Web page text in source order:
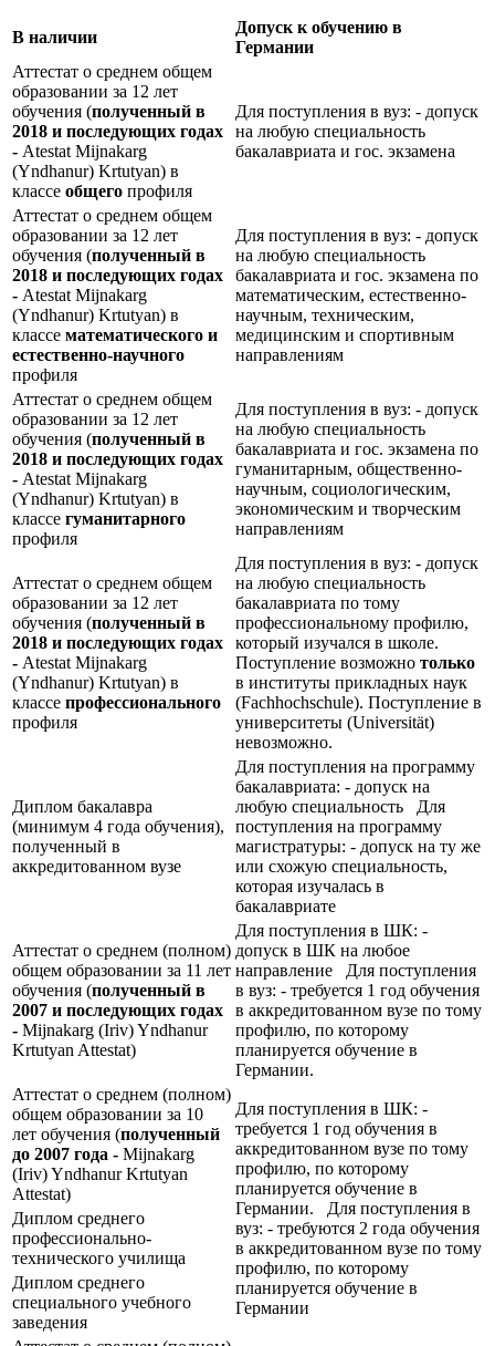
В наличии
Допуск к обучению в
Германии
Аттестат о среднем общем
образовании за 12 лет
обучения (полученный в
2018 и последующих годах
- Atestat Mijnakarg
(Yndhanur) Krtutyan) в
классе общего профиля
Для поступления в вуз: - допуск
на любую специальность
бакалавриата и гос. экзамена
Аттестат о среднем общем
образовании за 12 лет
обучения (полученный в
2018 и последующих годах
- Atestat Mijnakarg
(Yndhanur) Krtutyan) в
классе математического и
естественно-научного
профиля
Для поступления в вуз: - допуск
на любую специальность
бакалавриата и гос. экзамена по
математическим, естественно-
научным, техническим,
медицинским и спортивным
направлениям
Аттестат о среднем общем
образовании за 12 лет
обучения (полученный в
2018 и последующих годах
- Atestat Mijnakarg
(Yndhanur) Krtutyan) в
классе гуманитарного
профиля
Для поступления в вуз: - допуск
на любую специальность
бакалавриата и гос. экзамена по
гуманитарным, общественно-
научным, социологическим,
экономическим и творческим
направлениям
Аттестат о среднем общем
образовании за 12 лет
обучения (полученный в
2018 и последующих годах
- Atestat Mijnakarg
(Yndhanur) Krtutyan) в
классе профессионального
профиля
Для поступления в вуз: - допуск
на любую специальность
бакалавриата по тому
профессиональному профилю,
который изучался в школе.
Поступление возможно только
в институты прикладных наук
(Fachhochschule). Поступление в
университеты (Universität)
невозможно.
Диплом бакалавра
(минимум 4 года обучения),
полученный в
аккредитованном вузе
Для поступления на программу
бакалавриата: - допуск на
любую специальность Для
поступления на программу
магистратуры: - допуск на ту же
или схожую специальность,
которая изучалась в
бакалавриате
Аттестат о среднем (полном)
общем образовании за 11 лет
обучения (полученный в
2007 и последующих годах
- Mijnakarg (Iriv) Yndhanur
Krtutyan Attestat)
Для поступления в ШК: -
допуск в ШК на любое
направление Для поступления
в вуз: - требуется 1 год обучения
в аккредитованном вузе по тому
профилю, по которому
планируется обучение в
Германии.
Аттестат о среднем (полном)
общем образовании за 10
лет обучения (полученный
до 2007 года - Mijnakarg
(Iriv) Yndhanur Krtutyan
Attestat)
Для поступления в ШК: -
требуется 1 год обучения в
аккредитованном вузе по тому
профилю, по которому
планируется обучение в
Германии. Для поступления в
вуз: - требуются 2 года обучения
в аккредитованном вузе по тому
профилю, по которому
планируется обучение в
Германии
Диплом среднего
профессионально-
технического училища
Диплом среднего
специального учебного
заведения